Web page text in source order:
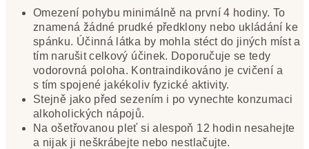
Omezení pohybu minimálně na první 4 hodiny. To
znamená žádné prudké předklony nebo ukládání ke
spánku. Účinná látka by mohla stéct do jiných míst a
tím narušit celkový účinek. Doporučuje se tedy
vodorovná poloha. Kontraindikováno je cvičení a
s tím spojené jakékoliv fyzické aktivity.
Stejně jako před sezením i po vynechte konzumaci
alkoholických nápojů.
Na ošetřovanou pleť si alespoň 12 hodin nesahejte
a nijak ji neškrábejte nebo nestlačujte.